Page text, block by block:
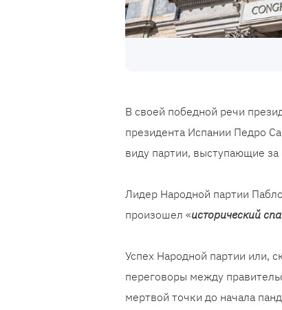
В своей победной речи
президента Испании Педро
виду партии, выступающие
Лидер Народной партии
произошел «исторический
Успех Народной партии или,
переговоры между
мертвой точки до начала